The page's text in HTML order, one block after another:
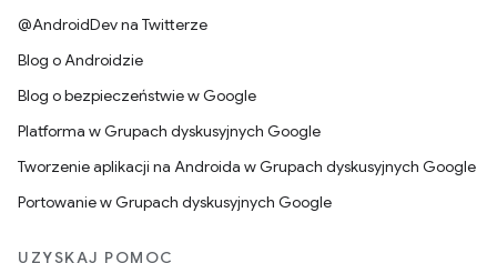
@AndroidDev na Twitterze
Blog o Androidzie
Blog o bezpieczeństwie w Google
Platforma w Grupach dyskusyjnych Google
Tworzenie aplikacji na Androida w Grupach dyskusyjnych Google
Portowanie w Grupach dyskusyjnych Google
UZYSKAJ POMOC